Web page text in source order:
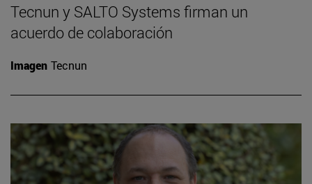
Tecnun y SALTO Systems firman un
acuerdo de colaboración
Imagen Tecnun